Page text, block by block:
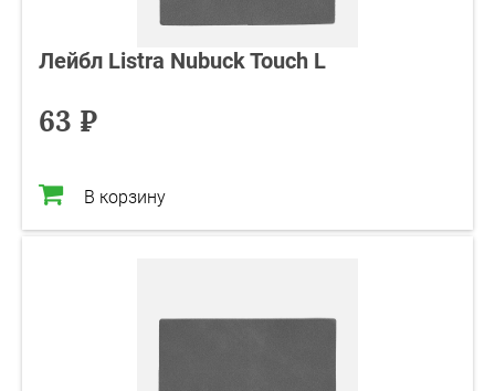
Лейбл Listra Nubuck Touch L
63 ₽
В корзину